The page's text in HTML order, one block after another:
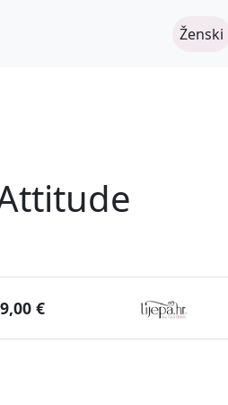
Ženski
€